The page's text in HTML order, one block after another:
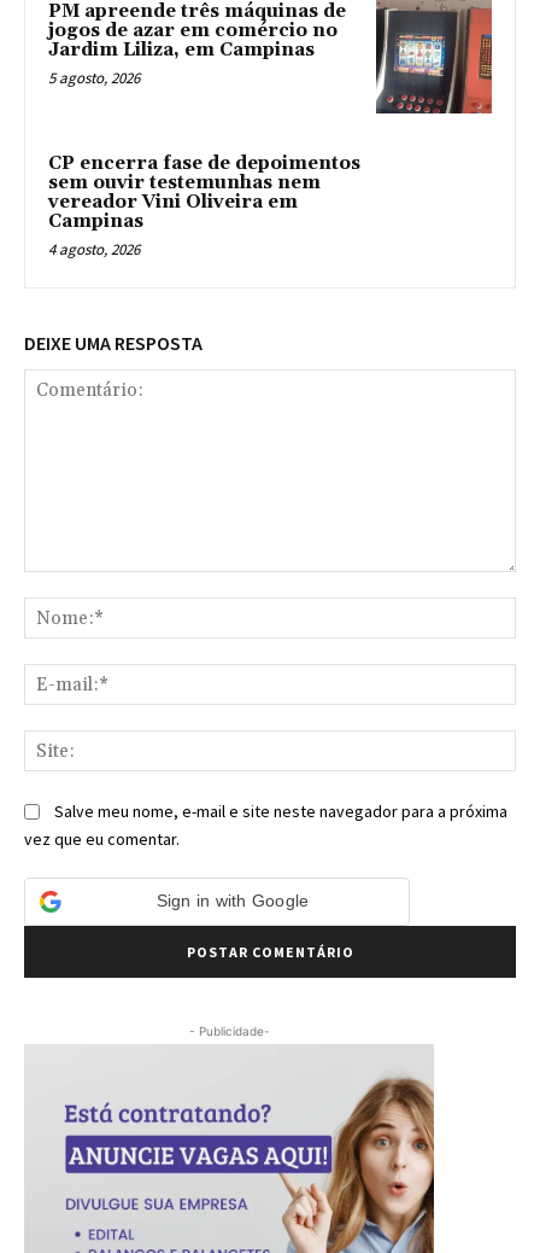
PM apreende três máquinas de
jogos de azar em comércio no
Jardim Liliza, em Campinas
5 agosto, 2026
CP encerra fase de depoimentos
sem ouvir testemunhas nem
vereador Vini Oliveira em
Campinas
4 agosto, 2026
DEIXE UMA RESPOSTA
Salve meu nome, e-mail e site neste navegador para a próxima
vez que eu comentar.
Sign in with Google
- Publicidade-